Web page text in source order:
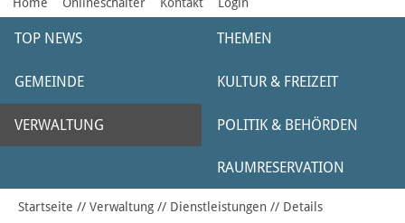
TOP NEWS THEMEN
GEMEINDE KULTUR & FREIZEIT
VERWALTUNG POLITIK & BEHÖRDEN
RAUMRESERVATION
Startseite Verwaltung Dienstleistungen Details